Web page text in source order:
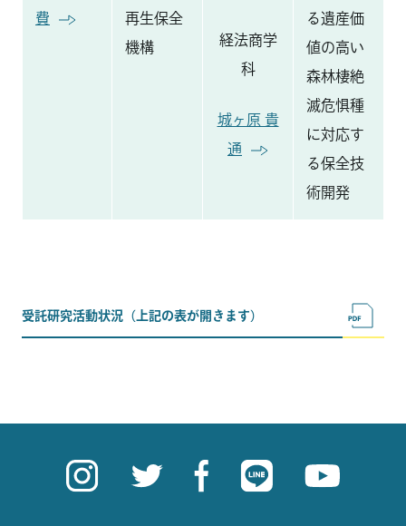
費
再生保全
機構
経法商学
科
城ヶ原 貴
通
る遺産価
値の高い
森林棲絶
滅危惧種
に対応す
る保全技
術開発
受託研究活動状況（上記の表が開きます）